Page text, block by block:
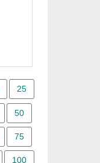
25
50
75
100